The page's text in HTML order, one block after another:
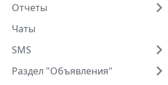
Отчеты
Чаты
SMS
Раздел "Объявления"